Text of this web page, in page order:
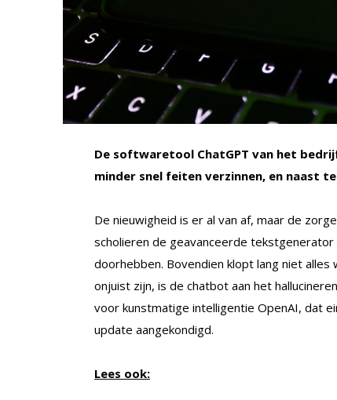
De softwaretool ChatGPT van het
minder snel feiten verzinnen, en naast
De nieuwigheid is er al van af, maar de
scholieren de geavanceerde
doorhebben. Bovendien klopt lang niet
onjuist zijn, is de chatbot aan het
voor kunstmatige intelligentie OpenAI, dat
update aangekondigd.
Lees ook: